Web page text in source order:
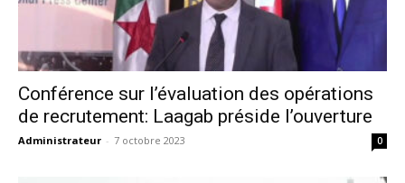
Conférence sur l’évaluation des opérations
de recrutement: Laagab préside l’ouverture
Administrateur - 7 octobre 2023 0